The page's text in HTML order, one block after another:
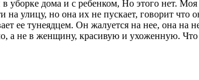
уборке дома и с ребенком, Но этого нет.
улицу, но она их не пускает, говорит что
ее тунеядцем. Он жалуется на нее, она
не в женщину, красивую и ухоженную. Что